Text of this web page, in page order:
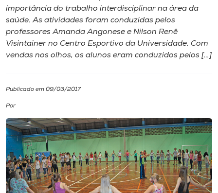
Diplomados
Cultura
CPA
Biblioteca
Editora
Rádio
importância do trabalho interdisciplinar na área da
saúde. As atividades foram conduzidas pelos
professores Amanda Angonese e Nilson Renê
Visintainer no Centro Esportivo da Universidade. Com
vendas nos olhos, os alunos eram conduzidos pelos […]
Publicado em 09/03/2017
Por